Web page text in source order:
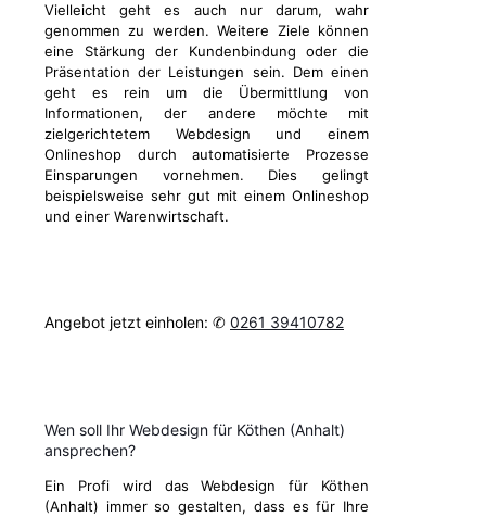
Vielleicht geht es auch nur darum, wahr
genommen zu werden. Weitere Ziele können
eine Stärkung der Kundenbindung oder die
Präsentation der Leistungen sein. Dem einen
geht es rein um die Übermittlung von
Informationen, der andere möchte mit
zielgerichtetem Webdesign und einem
Onlineshop durch automatisierte Prozesse
Einsparungen vornehmen. Dies gelingt
beispielsweise sehr gut mit einem Onlineshop
und einer Warenwirtschaft.
Angebot jetzt einholen: ✆ 0261 39410782
Wen soll Ihr Webdesign für Köthen (Anhalt)
ansprechen?
Ein Profi wird das Webdesign für Köthen
(Anhalt) immer so gestalten, dass es für Ihre